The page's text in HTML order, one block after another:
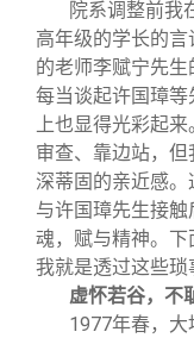
院系调整前我
高年级的学长的
的老师李赋宁先生
每当谈起许国璋
上也显得光彩起来
审查、靠边站，
深蒂固的亲近感
与许国璋先生接
魂，赋与精神。下
我就是透过这些琐
虚怀若谷，不
1977年春，大